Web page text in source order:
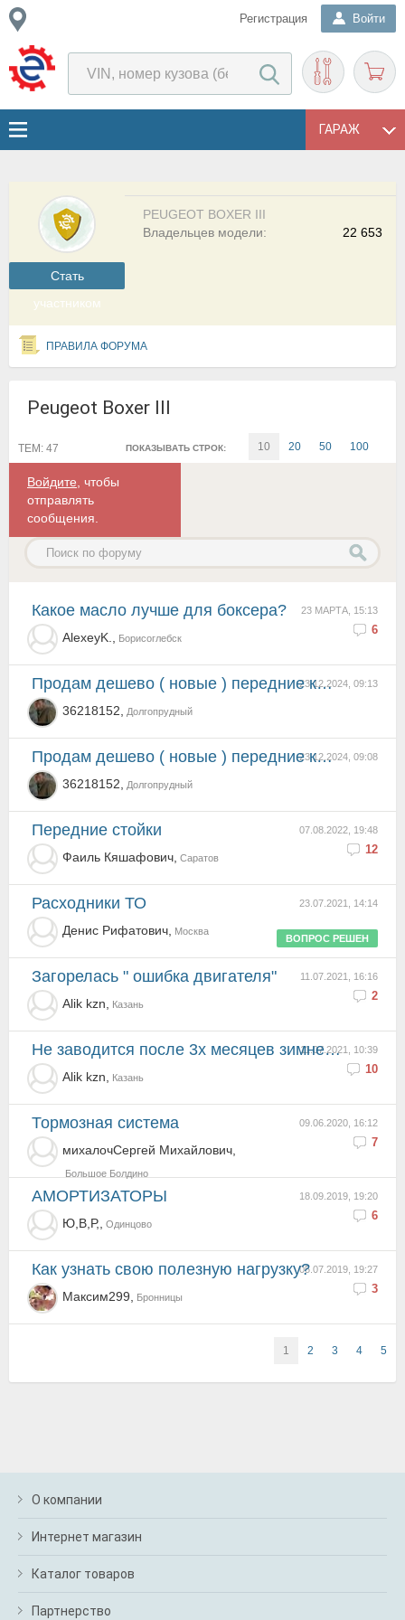
Регистрация Войти
ГАРАЖ
Cтать
участником
PEUGEOT BOXER III
22 653
Владельцев модели:
ПРАВИЛА ФОРУМА
Peugeot Boxer III
ПОКАЗЫВАТЬ СТРОК: 10 20 50 100
ТЕМ: 47
Войдите , чтобы
отправлять
сообщения.
23 МАРТА, 15:13
6
Какое масло лучше для боксера?
AlexeyK., Борисоглебск
23.12.2024, 09:13
Продам дешево ( новые ) передние колодки ICER 141804 \ на R16
36218152, Долгопрудный
23.12.2024, 09:08
Продам дешево ( новые ) передние колодки ICER 141804 \ на R16
36218152, Долгопрудный
07.08.2022, 19:48
12
передние стойки
Фаиль Кяшафович, Саратов
23.07.2021, 14:14
Расходники ТО
Денис Рифатович, Москва
ВОПРОС РЕШЕН
11.07.2021, 16:16
2
Загорелась " ошибка двигателя"
Alik kzn, Казань
11.07.2021, 10:39
10
не заводится после 3х месяцев зимней стоянки
Alik kzn, Казань
09.06.2020, 16:12
7
тормозная система
михалочСергей Михайлович,
Большое Болдино
18.09.2019, 19:20
6
АМОРТИЗАТОРЫ
Ю,В,Р,, Одинцово
05.07.2019, 19:27
3
как узнать свою полезную нагрузку?
Максим299, Бронницы
1 2 3 4 5
О компании
Интернет магазин
Каталог товаров
Партнерство